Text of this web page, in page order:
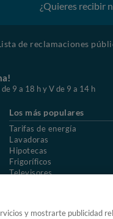
¿Quieres recibir
de reclamaciones
de 9 a 18 h y V de 9 a 14 h
Los más populares
Tarifas de energía
Lavadoras
Hipotecas
Frigoríficos
Televisores
y mostrarte publicidad